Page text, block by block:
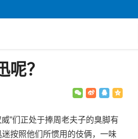
呢？
”们正处于捧周老夫子的臭脚有
按照他们所惯用的伎俩，一味